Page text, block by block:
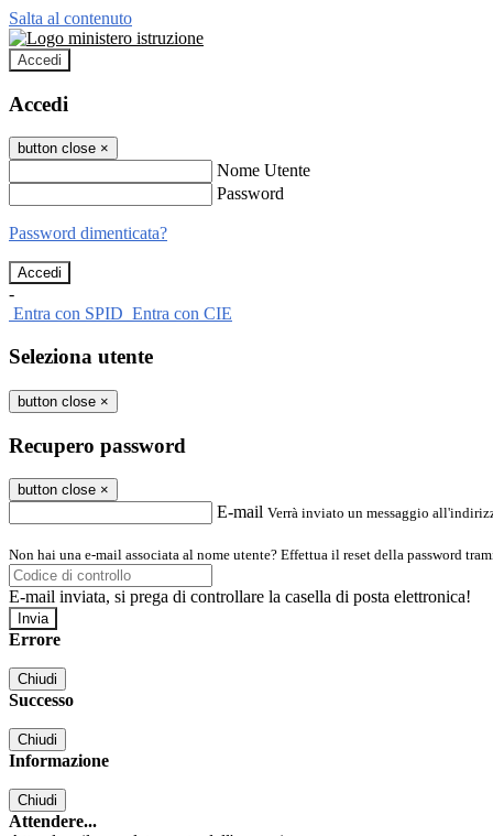
Salta al contenuto
Accedi
Accedi
button close ×
Nome Utente
Password
Password dimenticata?
-
Entra con SPID Entra con CIE
Seleziona utente
button close ×
Recupero password
button close ×
E-mail Verrà inviato un messaggio
Non hai una e-mail associata al nome utente? Effettua il reset della password
E-mail inviata, si prega di controllare la casella di posta elettronica!
Errore
Chiudi
Successo
Chiudi
Informazione
Chiudi
Attendere...